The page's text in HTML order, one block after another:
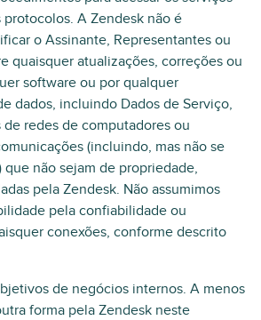
protocolos. A Zendesk não é
o Assinante, Representantes ou
quaisquer atualizações, correções ou
software ou por qualquer
dados, incluindo Dados de Serviço,
redes de computadores ou
(incluindo, mas não se
não sejam de propriedade,
pela Zendesk. Não assumimos
pela confiabilidade ou
conexões, conforme descrito
de negócios internos. A menos
forma pela Zendesk neste